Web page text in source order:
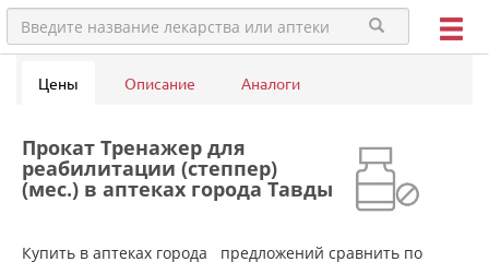
Цены Описание Аналоги
Прокат Тренажер для
реабилитации (степпер)
(мес.) в аптеках города Тавды
Купить в аптеках города
предложений сравнить по